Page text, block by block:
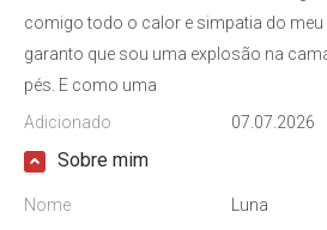
comigo todo o calor e simpatia do meu
garanto que sou uma explosão na
pés. E como uma
Adicionado
07.07.2026
Sobre mim
Nome
Luna